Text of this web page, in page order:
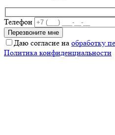
Телефон
Даю согласие на обработку
Политика конфиденциальности